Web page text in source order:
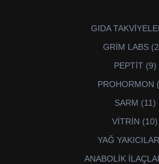
GIDA
GRİM LABS
PEPTİT 99
PROHORMON
SARM 1111
VİTRİN 1010
YAĞ YAKICILAR
ANABOLİK